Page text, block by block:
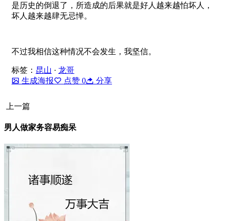
是历史的倒退了，所造成的后果就是好人越来越怕坏人，
坏人越来越肆无忌惮。
不过我相信这种情况不会发生，我坚信。
标签： 昆山 · 龙哥
生成海报
点赞 0 分享
上一篇
男人做家务容易痴呆